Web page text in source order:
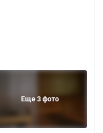
Еще 3 фото